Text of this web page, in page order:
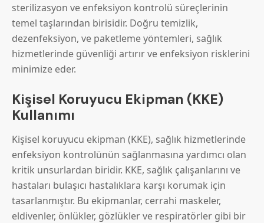
sterilizasyon ve enfeksiyon kontrolü süreçlerinin
temel taşlarından birisidir. Doğru temizlik,
dezenfeksiyon, ve paketleme yöntemleri, sağlık
hizmetlerinde güvenliği artırır ve enfeksiyon risklerini
minimize eder.
Kişisel Koruyucu Ekipman (KKE)
Kullanımı
Kişisel koruyucu ekipman (KKE), sağlık hizmetlerinde
enfeksiyon kontrolünün sağlanmasına yardımcı olan
kritik unsurlardan biridir. KKE, sağlık çalışanlarını ve
hastaları bulaşıcı hastalıklara karşı korumak için
tasarlanmıştır. Bu ekipmanlar, cerrahi maskeler,
eldivenler, önlükler, gözlükler ve respiratörler gibi bir